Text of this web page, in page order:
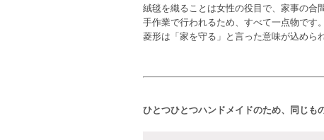
絨毯を織ることは女性の役目で、家事の合
手作業で行われるため、すべて一点物です。
菱形は「家を守る」と言った意味が込めら
ひとつひとつハンドメイドのため、同じも